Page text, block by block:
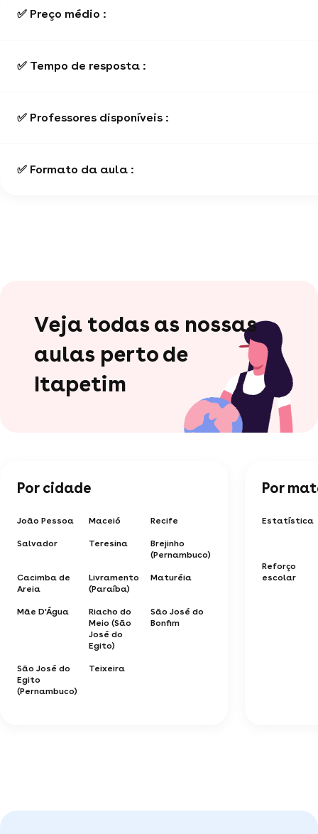
✅ Preço médio :
✅ Tempo de resposta :
✅ Professores disponíveis :
✅ Formato da aula :
Veja todas as nossas
aulas perto de
Itapetim
Por cidade
João Pessoa Maceió Recife
Salvador Teresina
Brejinho
(Pernambuco)
Cacimba de
Areia
Livramento
(Paraíba)
Maturéia
Mãe D'Água
Riacho do
Meio (São
José do
Egito)
São José do
Bonfim
São José do
Egito
(Pernambuco)
Teixeira
Por
Estatística
Reforço
escolar